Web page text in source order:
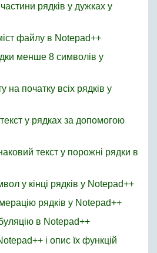
рядків у дужках у
файлу в Notepad++
менше 8 символів у
на початку всіх рядків у
у рядках за допомогою
текст у порожні рядки в
у кінці рядків у Notepad++
рядків у Notepad++
в Notepad++
і опис їх функцій